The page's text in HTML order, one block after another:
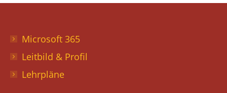
Microsoft 365
Leitbild & Profil
Lehrpläne